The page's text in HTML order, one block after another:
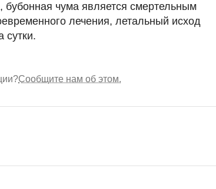
чума является смертельным
лечения, летальный исход
сутки.
Сообщите нам об этом.